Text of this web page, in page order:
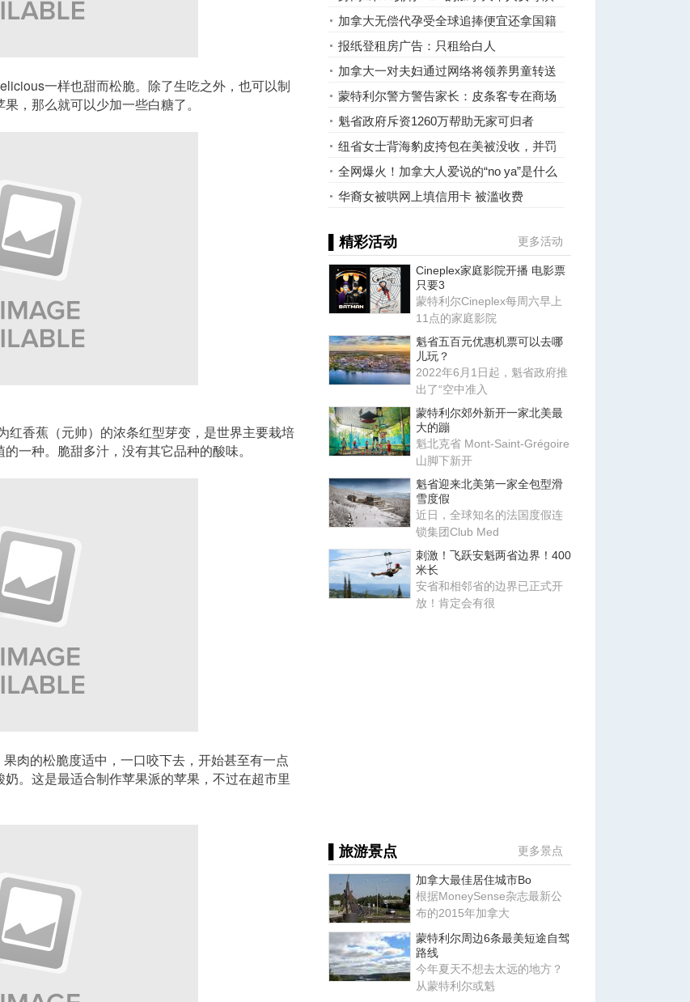
一样也甜而松脆。除了生吃之外，也可以制
，那么就可以少加一些白糖了。
香蕉（元帅）的浓条红型芽变，是世界主要栽培
一种。脆甜多汁，没有其它品种的酸味。
肉的松脆度适中，一口咬下去，开始甚至有一点
。这是最适合制作苹果派的苹果，不过在超市里
和作家嫁给1.05米的非洲人 ...
加拿大无偿代孕受全球追捧便宜还拿国籍
报纸登租房广告：只租给白人
加拿大一对夫妇通过网络将领养男童转送
陌生人
蒙特利尔警方警告家长：皮条客专在商场
寻觅少女
魁省政府斥资1260万帮助无家可归者
纽省女士背海豹皮挎包在美被没收，并罚
款250美元
全网爆火！加拿大人爱说的“no ya”是什么
意思？！
华裔女被哄网上填信用卡 被滥收费
▌精彩活动 更多活动
Cineplex家庭影院开播 电影票
只要3
蒙特利尔Cineplex每周六早上
11点的家庭影院
魁省五百元优惠机票可以去哪
儿玩？
2022年6月1日起，魁省政府推
出了“空中准入
蒙特利尔郊外新开一家北美最
大的蹦
魁北克省 Mont-Saint-Grégoire
山脚下新开
魁省迎来北美第一家全包型滑
雪度假
近日，全球知名的法国度假连
锁集团Club Med
刺激！飞跃安魁两省边界！400
米长
安省和相邻省的边界已正式开
放！肯定会有很
▌旅游景点 更多景点
加拿大最佳居住城市Bo
根据MoneySense杂志最新公
布的2015年加拿大
蒙特利尔周边6条最美短途自驾
路线
今年夏天不想去太远的地方？
从蒙特利尔或魁